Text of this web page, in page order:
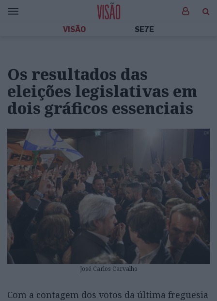
VISÃO SE7E
Os resultados das
eleições legislativas em
dois gráficos essenciais
José Carlos Carvalho
Com a contagem dos votos da última freguesia